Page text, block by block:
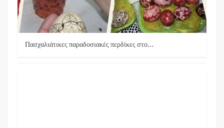
Πασχαλιάτικες παραδοσιακές περδίκες στο…